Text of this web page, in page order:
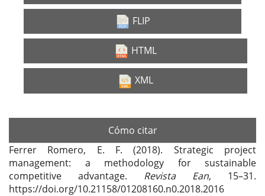
FLIP
HTML
XML
Cómo citar
Ferrer Romero, E. F. (2018). Strategic project
management: a methodology for sustainable
competitive advantage. Revista Ean, 15–31.
https://doi.org/10.21158/01208160.n0.2018.2016